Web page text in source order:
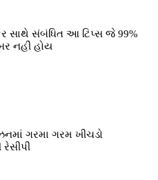
સાથે સંબંધિત આ ટિપ્સ જે 99%
નહીં હોય
ગરમા ગરમ ખીચડો
રેસીપી